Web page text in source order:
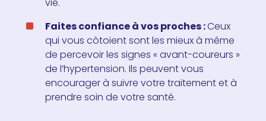
vie.
Faites confiance à vos proches :Ceux
qui vous côtoient sont les mieux à même
de percevoir les signes « avant-coureurs »
de l’hypertension. Ils peuvent vous
encourager à suivre votre traitement et à
prendre soin de votre santé.